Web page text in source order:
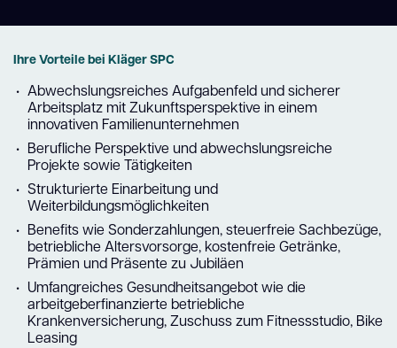
Ihre Vorteile bei Kläger SPC
Abwechslungsreiches Aufgabenfeld und sicherer
Arbeitsplatz mit Zukunftsperspektive in einem
innovativen Familienunternehmen
Berufliche Perspektive und abwechslungsreiche
Projekte sowie Tätigkeiten
Strukturierte Einarbeitung und
Weiterbildungsmöglichkeiten
Benefits wie Sonderzahlungen, steuerfreie Sachbezüge,
betriebliche Altersvorsorge, kostenfreie Getränke,
Prämien und Präsente zu Jubiläen
Umfangreiches Gesundheitsangebot wie die
arbeitgeberfinanzierte betriebliche
Krankenversicherung, Zuschuss zum Fitnessstudio, Bike
Leasing